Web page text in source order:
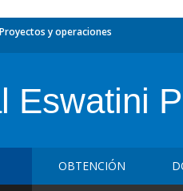
Proyectos y operaciones
Eswatini
OBTENCIÓN